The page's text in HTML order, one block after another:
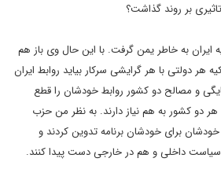
بر روند گذاشت؟
ایران به خاطر یمن گرفت. با این حال وی باز هم
هر دولتی با هر گرایشی سرکار بیاید روابط ایران
و مصالح دو کشور روابط خودشان را قطع
هر دو کشور به هم نیاز دارند. به نظر من حزب
برای خودشان برنامه تدوین کردند و
سیاست داخلی و هم در خارجی دست پیدا کنند.